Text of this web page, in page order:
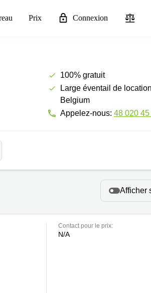
Prix Connexion
100% gratuit
Large éventail de
Belgium
Appelez-nous: 48 020 45
Afficher
Contact pour le prix:
N/A